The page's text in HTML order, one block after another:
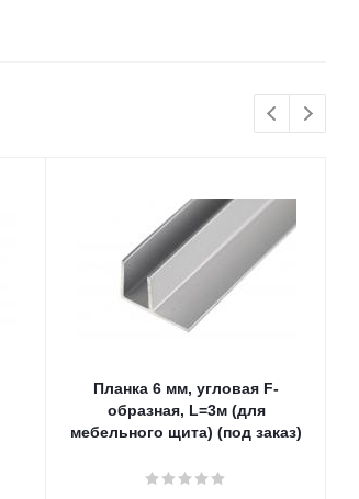
Планка 6 мм, угловая F-
образная, L=3м (для
мебельного щита) (под заказ)